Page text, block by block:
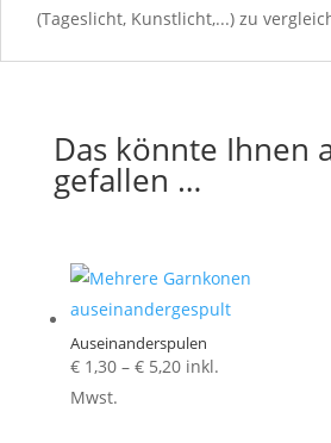
(Tageslicht, Kunstlicht,...) zu
Das könnte Ihnen
gefallen …
Auseinanderspulen
€1,30 – €5,20Preisspanne:
inkl.
Mwst.